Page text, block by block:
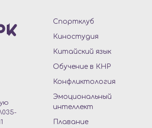
Спортклуб
Киностудия
Китайский язык
Обучение в КНР
Конфликтология
Эмоциональный
интеллект
Плавание